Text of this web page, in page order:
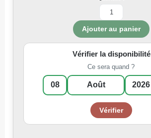
Vérifier la disponibilité
Ce sera quand ?